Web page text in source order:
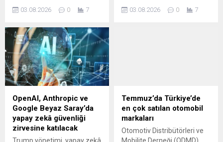
çıktı. Haziran ayında aylık
seviyesindeydi.
03.08.2026 0 7
yaşanan değişimleri ortaya
etme gibi önemli yaşam
kararlarını finansal
öncelikleri doğrultusunda
03.08.2026 0 7
OpenAI, Anthropic ve
Google Beyaz Saray’da
yapay zekâ güvenliği
zirvesine katılacak
Trump yönetimi, yapay zekâ
Temmuz’da Türkiye’de
en çok satılan otomobil
markaları
Otomotiv Distribütörleri ve
Mobilite Derneği (ODMD)